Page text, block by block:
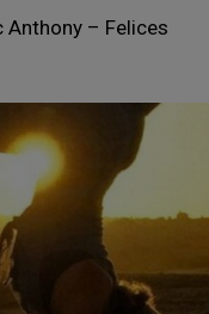
Anthony – Felices